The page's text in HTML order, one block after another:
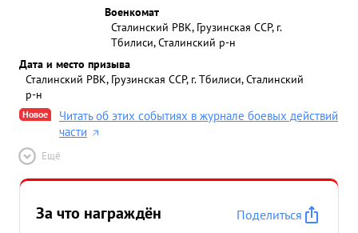
Военкомат
Сталинский РВК, Грузинская ССР, г.
Тбилиси, Сталинский р-н
Дата и место призыва
Сталинский РВК, Грузинская ССР, г. Тбилиси, Сталинский
р-н
Новое
Читать об этих событиях в журнале боевых действий
части
Ещё
За что награждён
Поделиться